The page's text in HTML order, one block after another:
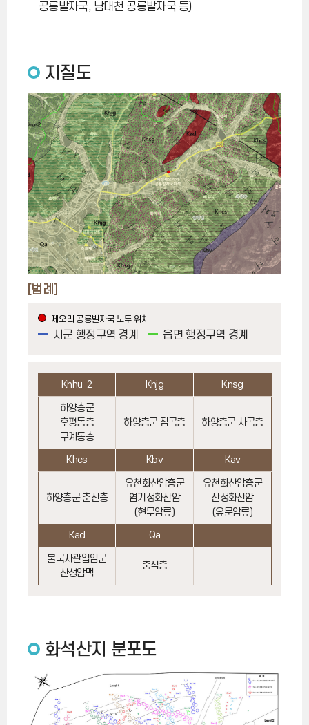
공룡발자국, 남대천 공룡발자국 등)
지질도
[범례]
제오리 공룡발자국 노두 위치
시군 행정구역 경계 읍면 행정구역 경계
Khhu-2 Khjg
Knsg
하양층군
후평동층
구계동층
하양층군 점곡층 하양층군 사곡층
Khcs Kbv Kav
하양층군 춘산층
유천화산암층군
염기성화산암
(현무암류)
유천화산암층군
산성화산암
(유문암류)
Kad
Qa
불국사관입암군
산성암맥
충적층
화석산지 분포도